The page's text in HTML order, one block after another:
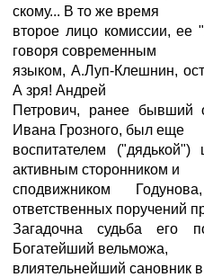
скому... В то же время
второе лицо комиссии, ее
говоря современным
языком, А.Луп-Клешнин,
А зря! Андрей
Петрович, ранее бывший
Ивана Грозного, был еще
воспитателем
активным сторонником и
сподвижником
ответственных поручений
Загадочна судьба его
Богатейший вельможа,
влиятельнейший сановник